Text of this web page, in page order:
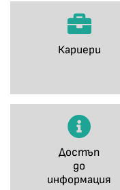
Кариери
Достъп
до
информация